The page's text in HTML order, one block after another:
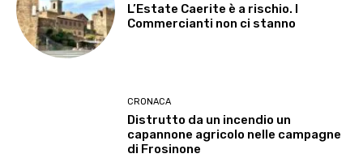
L’Estate Caerite è a rischio. I
Commercianti non ci stanno
CRONACA
Distrutto da un incendio un
capannone agricolo nelle campagne
di Frosinone